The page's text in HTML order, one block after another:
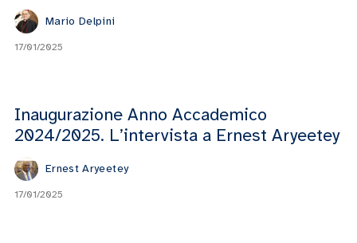
Mario Delpini
17/01/2025
Inaugurazione Anno Accademico
2024/2025. L’intervista a Ernest Aryeetey
Ernest Aryeetey
17/01/2025